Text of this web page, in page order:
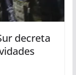
decreta